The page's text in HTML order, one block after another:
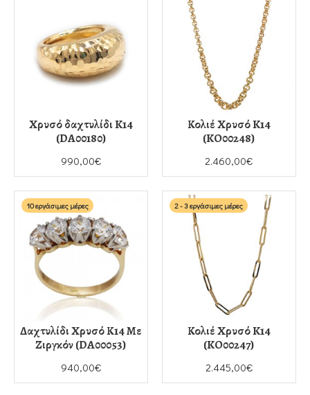
Χρυσό δαχτυλίδι K14
(DA00180)
990,00€
Κολιέ Χρυσό K14
(KO00248)
2.460,00€
10 εργάσιμες μέρες
Δαχτυλίδι Χρυσό Κ14 Με
Ζιργκόν (DA00053)
940,00€
2 - 3 εργάσιμες μέρες
Κολιέ Χρυσό K14
(KO00247)
2.445,00€